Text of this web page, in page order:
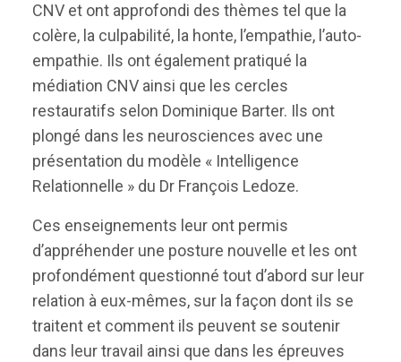
CNV et ont approfondi des thèmes tel que la
colère, la culpabilité, la honte, l’empathie, l’auto-
empathie. Ils ont également pratiqué la
médiation CNV ainsi que les cercles
restauratifs selon Dominique Barter. Ils ont
plongé dans les neurosciences avec une
présentation du modèle « Intelligence
Relationnelle » du Dr François Ledoze.
Ces enseignements leur ont permis
d’appréhender une posture nouvelle et les ont
profondément questionné tout d’abord sur leur
relation à eux-mêmes, sur la façon dont ils se
traitent et comment ils peuvent se soutenir
dans leur travail ainsi que dans les épreuves